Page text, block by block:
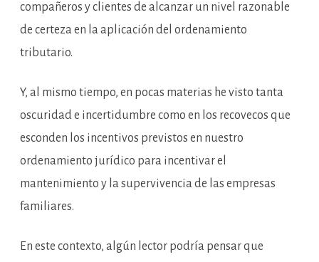
compañeros y clientes de alcanzar un nivel razonable
de certeza en la aplicación del ordenamiento
tributario.
Y, al mismo tiempo, en pocas materias he visto tanta
oscuridad e incertidumbre como en los recovecos que
esconden los incentivos previstos en nuestro
ordenamiento jurídico para incentivar el
mantenimiento y la supervivencia de las empresas
familiares.
En este contexto, algún lector podría pensar que